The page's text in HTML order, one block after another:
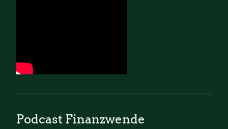
Podcast Finanzwende